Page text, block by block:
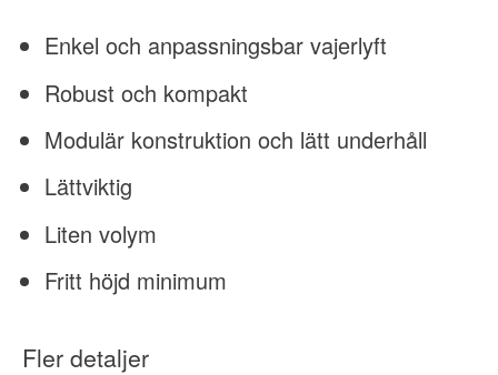
Enkel och anpassningsbar vajerlyft
Robust och kompakt
Modulär konstruktion och lätt underhåll
Lättviktig
Liten volym
Fritt höjd minimum
Fler detaljer